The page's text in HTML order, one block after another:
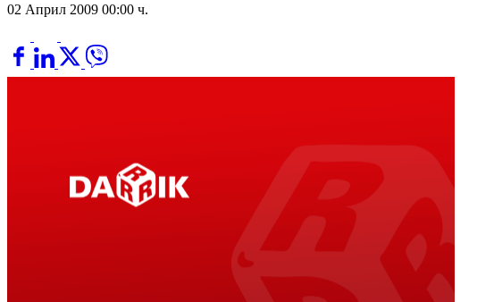
02 Април 2009 00:00 ч.